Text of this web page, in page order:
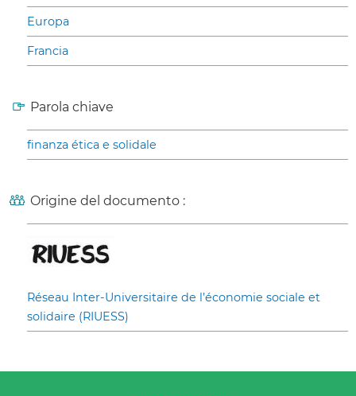
Europa
Francia
Parola chiave
finanza ética e solidale
Origine del documento :
Réseau Inter-Universitaire de l’économie sociale et
solidaire (RIUESS)